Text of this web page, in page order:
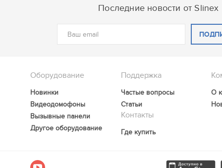
Последние новости от Slinex
Оборудование
Новинки
Видеодомофоны
Вызывные панели
Другое оборудование
Поддержка
Частые вопросы
Статьи
О
Контакты
Где купить